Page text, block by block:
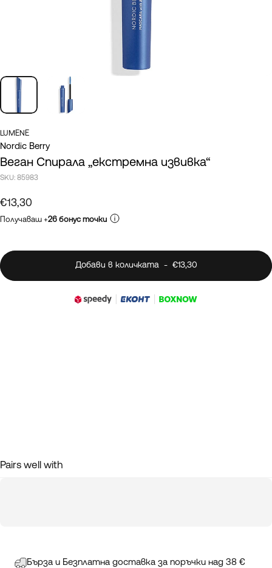
LUMENE
Nordic Berry
Веган Спирала „екстремна извивка“
SKU: 85983
€13,30
Получаваш +26 бонус точки
Добави в количката- €13,30
Pairs well with
Бърза и Безплатна доставка за поръчки над 38 €